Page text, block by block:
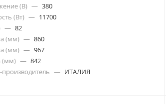
(В) — 380
(Вт) — 11700
— 82
(мм) — 860
(мм) — 967
(мм) — 842
производитель — ИТАЛИЯ